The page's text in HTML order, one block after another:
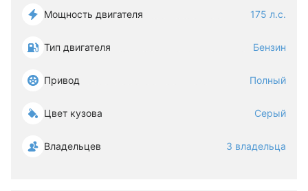
Мощность двигателя 175 л.с.
Тип двигателя Бензин
Привод Полный
Цвет кузова Серый
Владельцев 3 владельца